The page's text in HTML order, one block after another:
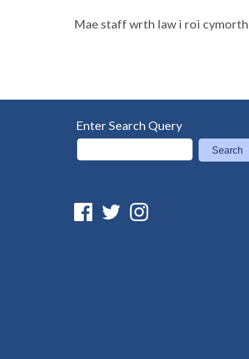
Mae staff wrth law i roi cymorth
Enter Search Query
Search